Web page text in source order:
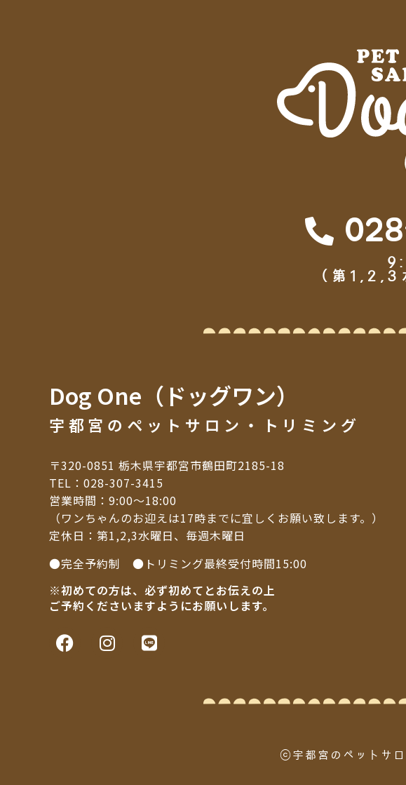
（第1,2,3
Dog One（ドッグワン）
宇都宮のペットサロン・トリミング
〒320-0851 栃木県宇都宮市鶴田町2185-18
TEL： 028-307-3415
営業時間：9:00～18:00
（ワンちゃんのお迎えは17時までに宜しくお願い致します。）
定休日：第1,2,3水曜日、毎週木曜日
●完全予約制 ●トリミング最終受付時間15:00
※初めての方は、必ず初めてとお伝えの上
ご予約くださいますようにお願いします。
ⓒ宇都宮のペットサ